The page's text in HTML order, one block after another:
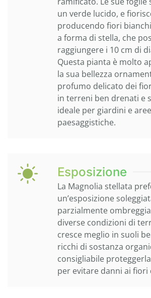
un verde lucido, e
producendo fiori
a forma di stella, che
raggiungere i 10 cm di
Questa pianta è molto
la sua bellezza
profumo delicato dei
in terreni ben drenati e
ideale per giardini e aree
paesaggistiche.
Esposizione
La Magnolia stellata
un’esposizione
parzialmente
diverse condizioni di
cresce meglio in suoli
ricchi di sostanza
consigliabile
per evitare danni ai fiori